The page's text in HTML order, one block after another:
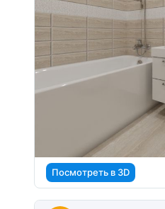
Посмотреть в 3D